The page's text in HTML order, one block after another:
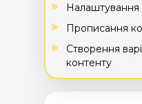
Налаштування
Створення
контенту
Прописання